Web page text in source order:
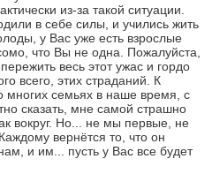
из-за такой ситуации.
в себе силы, и учились жить
у Вас уже есть взрослые
что Вы не одна. Пожалуйста,
весь этот ужас и гордо
всего, этих страданий. К
многих семьях в наше время, с
сказать, мне самой страшно
вокруг. Но... не мы первые, не
вернётся то, что он
и им... пусть у Вас все будет